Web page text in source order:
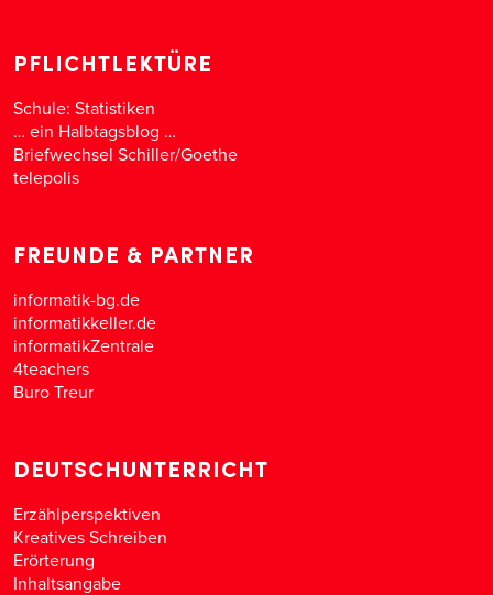
PFLICHTLEKTÜRE
Schule: Statistiken
… ein Halbtagsblog …
Briefwechsel Schiller/Goethe
telepolis
FREUNDE & PARTNER
informatik-bg.de
informatikkeller.de
informatikZentrale
4teachers
Buro Treur
DEUTSCHUNTERRICHT
Erzählperspektiven
Kreatives Schreiben
Erörterung
Inhaltsangabe